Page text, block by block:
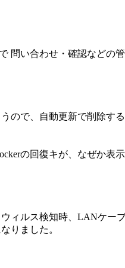
問い合わせ・確認などの
ので、自動更新で削除す
の回復キが、なぜか表
ィルス検知時、LANケー
りました。